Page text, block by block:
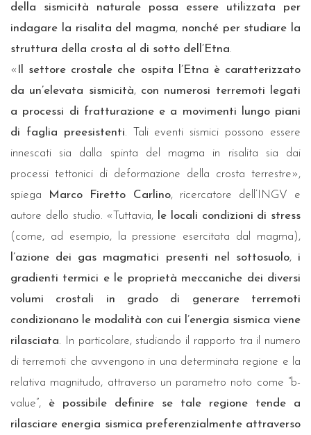
della sismicità naturale possa essere utilizzata per
indagare la risalita del magma, nonché per studiare la
struttura della crosta al di sotto dell’Etna.
«
Il settore crostale che ospita l’Etna è caratterizzato
da un’elevata sismicità, con numerosi terremoti legati
a processi di fratturazione e a movimenti lungo piani
di faglia preesistenti. Tali eventi sismici possono essere
innescati sia dalla spinta del magma in risalita sia dai
processi tettonici di deformazione della crosta terrestre»,
spiega
Marco Firetto Carlino, ricercatore dell’INGV e
autore dello studio. «Tuttavia,
le locali condizioni di stress
(come, ad esempio, la pressione esercitata dal magma),
l’azione dei gas magmatici presenti nel sottosuolo, i
gradienti termici e le proprietà meccaniche dei diversi
volumi crostali in grado di generare terremoti
condizionano le modalità con cui l’energia sismica viene
rilasciata. In particolare, studiando il rapporto tra il numero
di terremoti che avvengono in una determinata regione e la
relativa magnitudo, attraverso un parametro noto come “b-
value”, è possibile definire se tale regione tende a
rilasciare energia sismica preferenzialmente attraverso